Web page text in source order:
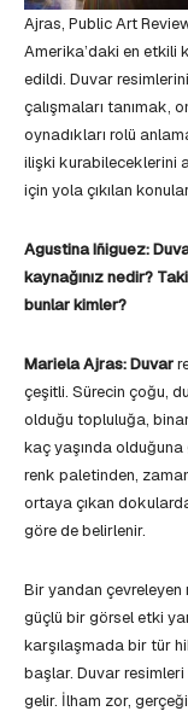
Ajras, Public Art
Amerika’daki en etkili
edildi. Duvar
çalışmaları tanımak,
oynadıkları rolü
ilişki kurabileceklerini
için yola çıkılan
Agustina Iñiguez:
kaynağınız nedir?
bunlar kimler?
Mariela Ajras: Duvar
çeşitli. Sürecin çoğu,
olduğu topluluğa,
kaç yaşında olduğuna
renk paletinden,
ortaya çıkan
göre de belirlenir.
Bir yandan
güçlü bir görsel etki
karşılaşmada bir tür
başlar. Duvar resimleri
gelir. İlham zor,